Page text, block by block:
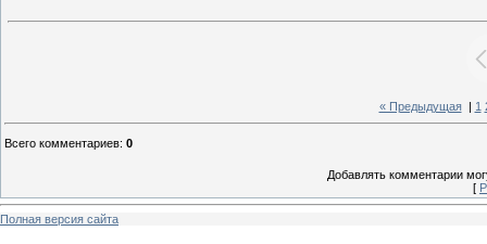
« Предыдущая| 1
Всего комментариев: 0
Добавлять комментарии
[
Полная версия сайта